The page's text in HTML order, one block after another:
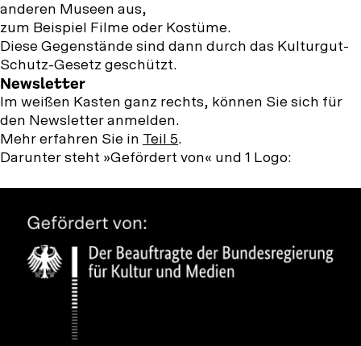
anderen Museen aus,
zum Beispiel Filme oder Kostüme.
Diese Gegenstände sind dann durch das Kulturgut-
Schutz-Gesetz geschützt.
Newsletter
Im weißen Kasten ganz rechts, können Sie sich für
den Newsletter anmelden.
Mehr erfahren Sie in Teil 5.
Darunter steht »Gefördert von« und 1 Logo: